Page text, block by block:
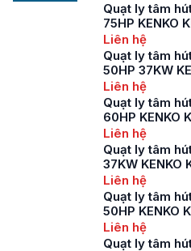
Quạt ly tâm
75HP KENKO
Liên hệ
Quạt ly tâm
50HP 37KW
Liên hệ
Quạt ly tâm
60HP KENKO
Liên hệ
Quạt ly tâm
37KW KENKO
Liên hệ
Quạt ly tâm
50HP KENKO
Liên hệ
Quạt ly tâm